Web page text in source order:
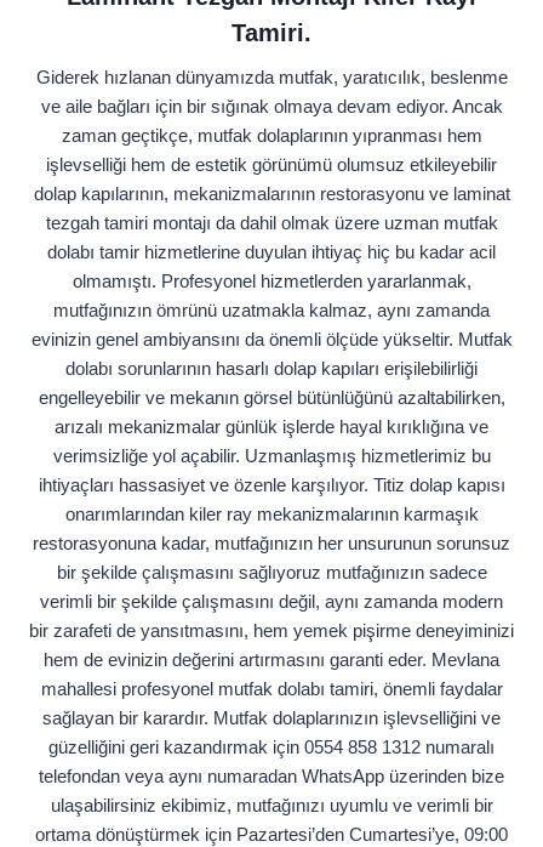
Tamiri.
Giderek hızlanan dünyamızda mutfak, yaratıcılık, beslenme
ve aile bağları için bir sığınak olmaya devam ediyor. Ancak
zaman geçtikçe, mutfak dolaplarının yıpranması hem
işlevselliği hem de estetik görünümü olumsuz etkileyebilir
dolap kapılarının, mekanizmalarının restorasyonu ve laminat
tezgah tamiri montajı da dahil olmak üzere uzman mutfak
dolabı tamir hizmetlerine duyulan ihtiyaç hiç bu kadar acil
olmamıştı. Profesyonel hizmetlerden yararlanmak,
mutfağınızın ömrünü uzatmakla kalmaz, aynı zamanda
evinizin genel ambiyansını da önemli ölçüde yükseltir. Mutfak
dolabı sorunlarının hasarlı dolap kapıları erişilebilirliği
engelleyebilir ve mekanın görsel bütünlüğünü azaltabilirken,
arızalı mekanizmalar günlük işlerde hayal kırıklığına ve
verimsizliğe yol açabilir. Uzmanlaşmış hizmetlerimiz bu
ihtiyaçları hassasiyet ve özenle karşılıyor. Titiz dolap kapısı
onarımlarından kiler ray mekanizmalarının karmaşık
restorasyonuna kadar, mutfağınızın her unsurunun sorunsuz
bir şekilde çalışmasını sağlıyoruz mutfağınızın sadece
verimli bir şekilde çalışmasını değil, aynı zamanda modern
bir zarafeti de yansıtmasını, hem yemek pişirme deneyiminizi
hem de evinizin değerini artırmasını garanti eder. Mevlana
mahallesi profesyonel mutfak dolabı tamiri, önemli faydalar
sağlayan bir karardır. Mutfak dolaplarınızın işlevselliğini ve
güzelliğini geri kazandırmak için 0554 858 1312 numaralı
telefondan veya aynı numaradan WhatsApp üzerinden bize
ulaşabilirsiniz ekibimiz, mutfağınızı uyumlu ve verimli bir
ortama dönüştürmek için Pazartesi’den Cumartesi’ye, 09:00